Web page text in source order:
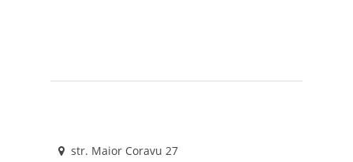
str. Maior Coravu 27